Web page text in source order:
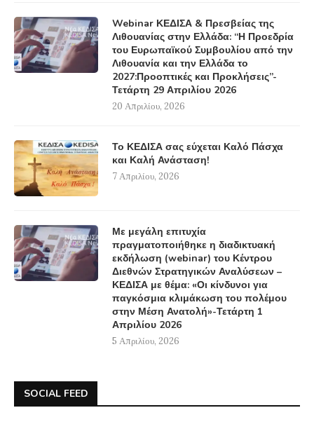
Webinar ΚΕΔΙΣΑ & Πρεσβείας της
Λιθουανίας στην Ελλάδα: “Η Προεδρία
του Ευρωπαϊκού Συμβουλίου από την
Λιθουανία και την Ελλάδα το
2027:Προοπτικές και Προκλήσεις”-
Τετάρτη 29 Απριλίου 2026
20 Απριλίου, 2026
Το ΚΕΔΙΣΑ σας εύχεται Καλό Πάσχα
και Καλή Ανάσταση!
7 Απριλίου, 2026
Με μεγάλη επιτυχία
πραγματοποιήθηκε η διαδικτυακή
εκδήλωση (webinar) του Κέντρου
Διεθνών Στρατηγικών Αναλύσεων –
ΚΕΔΙΣΑ με θέμα: «Οι κίνδυνοι για
παγκόσμια κλιμάκωση του πολέμου
στην Μέση Ανατολή»-Τετάρτη 1
Απριλίου 2026
5 Απριλίου, 2026
SOCIAL FEED